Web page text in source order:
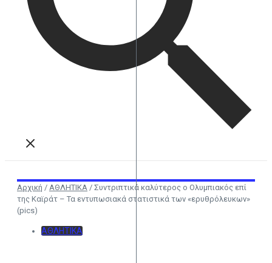
Αρχική / ΑΘΛΗΤΙΚΑ / Συντριπτικά καλύτερος ο Ολυμπιακός επί
της Καϊράτ – Τα εντυπωσιακά στατιστικά των «ερυθρόλευκων»
(pics)
ΑΘΛΗΤΙΚΑ